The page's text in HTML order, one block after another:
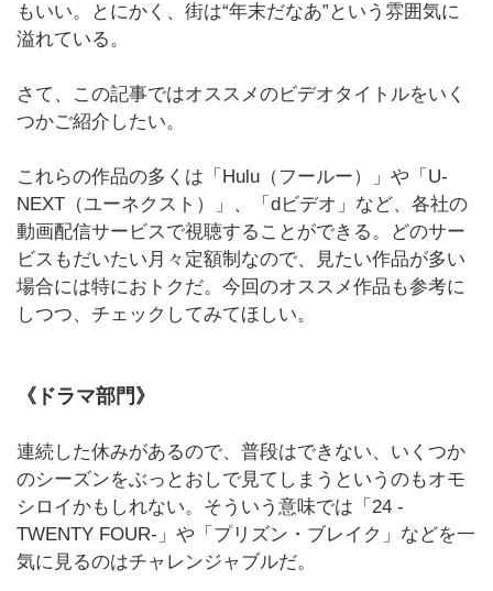
もいい。とにかく、街は“年末だなあ”という雰囲気に
溢れている。
さて、この記事ではオススメのビデオタイトルをいく
つかご紹介したい。
これらの作品の多くは「Hulu（フールー）」や「U-
NEXT（ユーネクスト）」、「dビデオ」など、各社の
動画配信サービスで視聴することができる。どのサー
ビスもだいたい月々定額制なので、見たい作品が多い
場合には特におトクだ。今回のオススメ作品も参考に
しつつ、チェックしてみてほしい。
《ドラマ部門》
連続した休みがあるので、普段はできない、いくつか
のシーズンをぶっとおしで見てしまうというのもオモ
シロイかもしれない。そういう意味では「24 -
TWENTY FOUR-」や「プリズン・ブレイク」などを一
気に見るのはチャレンジャブルだ。